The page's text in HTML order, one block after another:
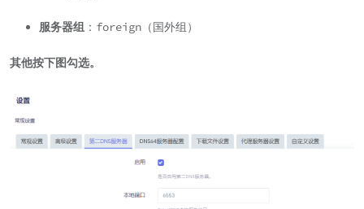
服务器组 ：foreign（国外组）
其他按下图勾选。